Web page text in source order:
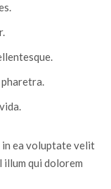
pharetra.
in ea voluptate velit
illum qui dolorem